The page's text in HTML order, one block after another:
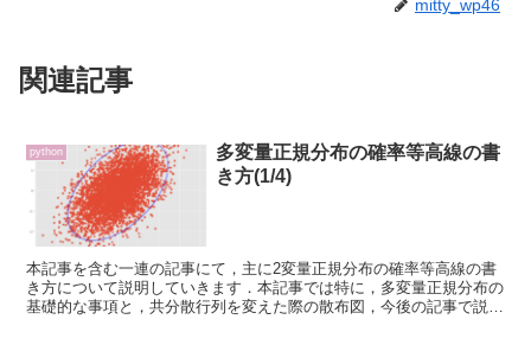
mitty_wp46
関連記事
python
多変量正規分布の確率等高線の書
き方(1/4)
本記事を含む一連の記事にて，主に2変量正規分布の確率等高線の書
き方について説明していきます．本記事では特に，多変量正規分布の
基礎的な事項と，共分散行列を変えた際の散布図，今後の記事で説明